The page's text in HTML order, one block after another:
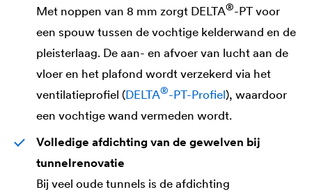
Met noppen van 8 mm zorgt DELTA®-PT voor
een spouw tussen de vochtige kelderwand en de
pleisterlaag. De aan- en afvoer van lucht aan de
vloer en het plafond wordt verzekerd via het
ventilatieprofiel (DELTA®-PT-Profiel), waardoor
een vochtige wand vermeden wordt.
Volledige afdichting van de gewelven bij
tunnelrenovatie
Bij veel oude tunnels is de afdichting